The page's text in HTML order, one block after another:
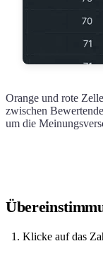
Orange und rote
zwischen
um die
Klicke auf das